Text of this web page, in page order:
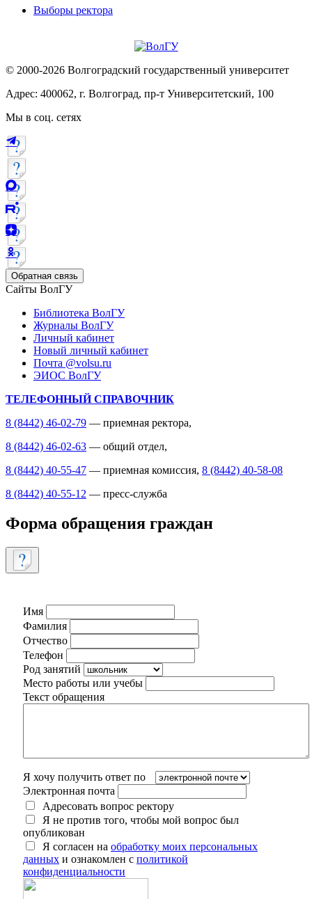
Выборы ректора
© 2000-2026 Волгоградский государственный университет
Адрес: 400062, г. Волгоград, пр-т Университетский, 100
Мы в соц. сетях
Обратная связь
Сайты ВолГУ
Библиотека ВолГУ
Журналы ВолГУ
Личный кабинет
Новый личный кабинет
Почта @volsu.ru
ЭИОС ВолГУ
ТЕЛЕФОННЫЙ СПРАВОЧНИК
8 (8442) 46-02-79 — приемная ректора,
8 (8442) 46-02-63 — общий отдел,
8 (8442) 40-55-47 — приемная комиссия, 8 (8442) 40-58-08
8 (8442) 40-55-12 — пресс-служба
Форма обращения граждан
Имя
Фамилия
Отчество
Телефон
Род занятий
Место работы или учебы
Текст обращения
Я хочу получить ответ по
Электронная почта
Адресовать вопрос ректору
Я не против того, чтобы мой вопрос был
опубликован
Я согласен на обработку моих персональных
данных и ознакомлен с политикой
конфиденциальности